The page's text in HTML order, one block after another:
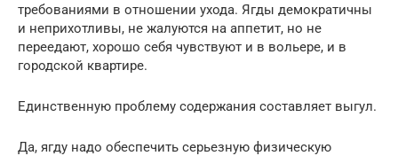
требованиями в отношении ухода. Ягды демократичны
и неприхотливы, не жалуются на аппетит, но не
переедают, хорошо себя чувствуют и в вольере, и в
городской квартире.
Единственную проблему содержания составляет выгул.
Да, ягду надо обеспечить серьезную физическую